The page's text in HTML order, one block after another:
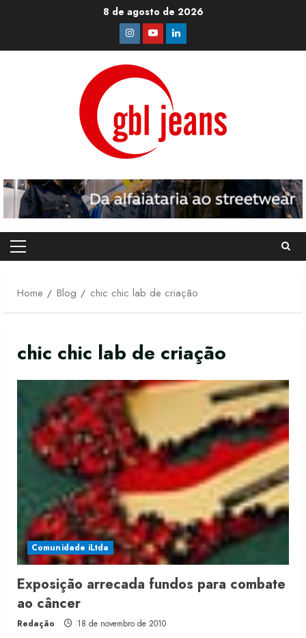
8 de agosto de 2026
Instagram
YoutubeLinkedin
Primary
Home
Blog chic chic lab de criação
chic chic lab de criação
Comunidade iLtda
Exposição arrecada fundos para combate
ao câncer
Redação 18 de novembro de 2010
Moda vende US$63,7 bilhões em
6 de agosto de 2026